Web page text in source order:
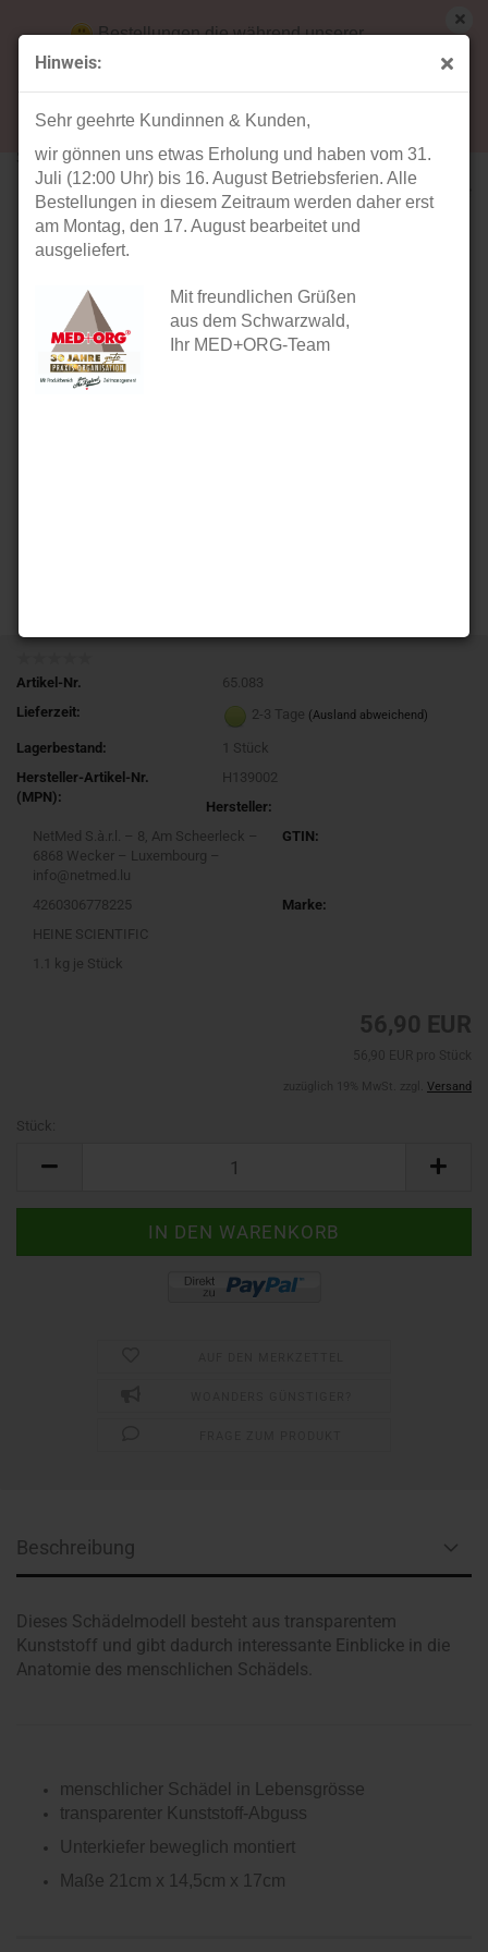
Hinweis:
Sehr geehrte Kundinnen & Kunden,
wir gönnen uns etwas Erholung und haben vom 31.
Juli (12:00 Uhr) bis 16. August Betriebsferien. Alle
Bestellungen in diesem Zeitraum werden daher erst
am Montag, den 17. August bearbeitet und
ausgeliefert.
Mit freundlichen Grüßen
aus dem Schwarzwald,
Ihr MED+ORG-Team
Bestellungen die während unserer
Betriebsferien (31. Juli ab 12:00 Uhr bis 16.
Artikel in dieser Kategorie
Schädel (transparent)
Artikel-Nr.
65.083
Lieferzeit:
2-3 Tage (Ausland abweichend)
Lagerbestand:
Stück
Hersteller-Artikel-Nr.
(MPN):
H139002
Hersteller:
NetMed S.à.r.l. – 8, Am Scheerleck –
6868 Wecker – Luxembourg –
info@netmed.lu
GTIN:
4260306778225
Marke:
HEINE SCIENTIFIC
kg je Stück
56,90 EUR
Versand
Stück:
Beschreibung
Dieses Schädelmodell besteht aus transparentem
Kunststoff und gibt dadurch interessante Einblicke in die
Anatomie des menschlichen Schädels.
menschlicher Schädel in Lebensgrösse
transparenter Kunststoff-Abguss
Unterkiefer beweglich montiert
Maße 21cm x 14,5cm x 17cm